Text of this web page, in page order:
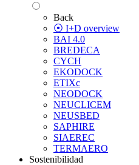
Back
⦿ I+D overview
BAI 4.0
BREDECA
CYCH
EKODOCK
ETIXc
NEODOCK
NEUCLICEM
NEUSBED
SAPHIRE
SIAEREC
TERMAERO
Sostenibilidad